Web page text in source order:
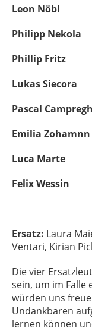
Leon Nöbl
Philipp Nekola
Phillip Fritz
Lukas Siecora
Pascal
Emilia Zohamnn
Luca Marte
Felix Wessin
Ersatz: Laura
Ventari, Kirian
Die vier
sein, um im Falle
würden uns
Undankbaren
lernen können